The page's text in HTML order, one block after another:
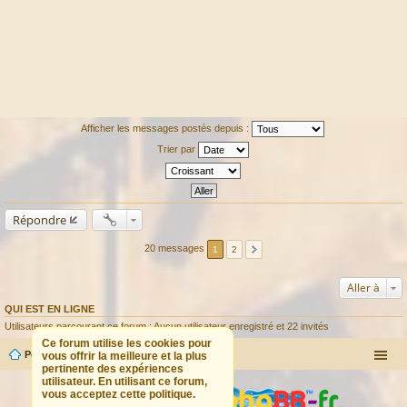
Afficher les messages postés depuis :
Trier par
Répondre
20 messages 1 2
Aller à
QUI EST EN LIGNE
Utilisateurs parcourant ce forum : Aucun utilisateur enregistré et 22 invités
Ce forum utilise les cookies pour
vous offrir la meilleure et la plus
pertinente des expériences
utilisateur. En utilisant ce forum,
vous acceptez cette politique.
Portail Forum